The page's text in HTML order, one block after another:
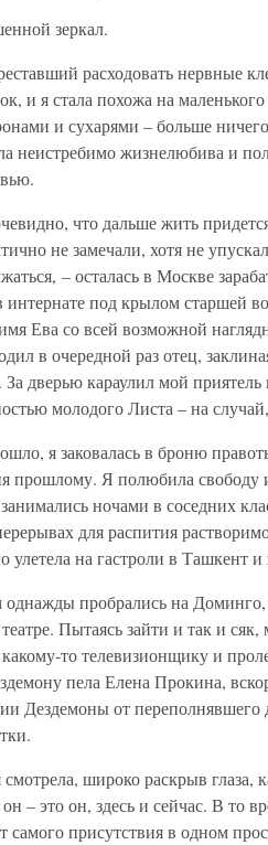
зеркал.
расходовать нервные
и я стала похожа на
и сухарями – больше
неистребимо жизнелюбива и
что дальше жить
не замечали, хотя не
– осталась в Москве
интернате под крылом старшей
Ева со всей возможной
в очередной раз отец,
За дверью караулил мой
молодого Листа – на
я заковалась в броню
прошлому. Я полюбила свободу
ночами в соседних
для распития
улетела на гастроли в Ташкент
пробрались на Доминго,
Пытаясь зайти и так и сяк,
то телевизионщику и
пела Елена Прокина,
Дездемоны от переполнявшего
широко раскрыв глаза,
– это он, здесь и сейчас. В то
самого присутствия в одном